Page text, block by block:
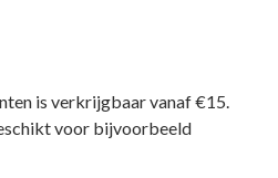
is verkrijgbaar vanaf €15.
voor bijvoorbeeld